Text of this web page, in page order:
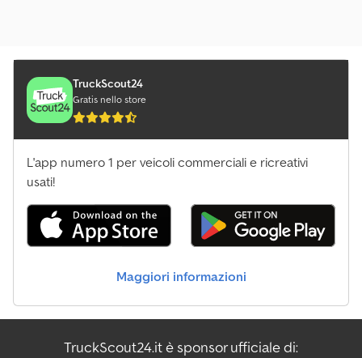
TruckScout24
Gratis nello store
L'app numero 1 per veicoli commerciali e ricreativi
usati!
Maggiori informazioni
TruckScout24.it è sponsor ufficiale di: